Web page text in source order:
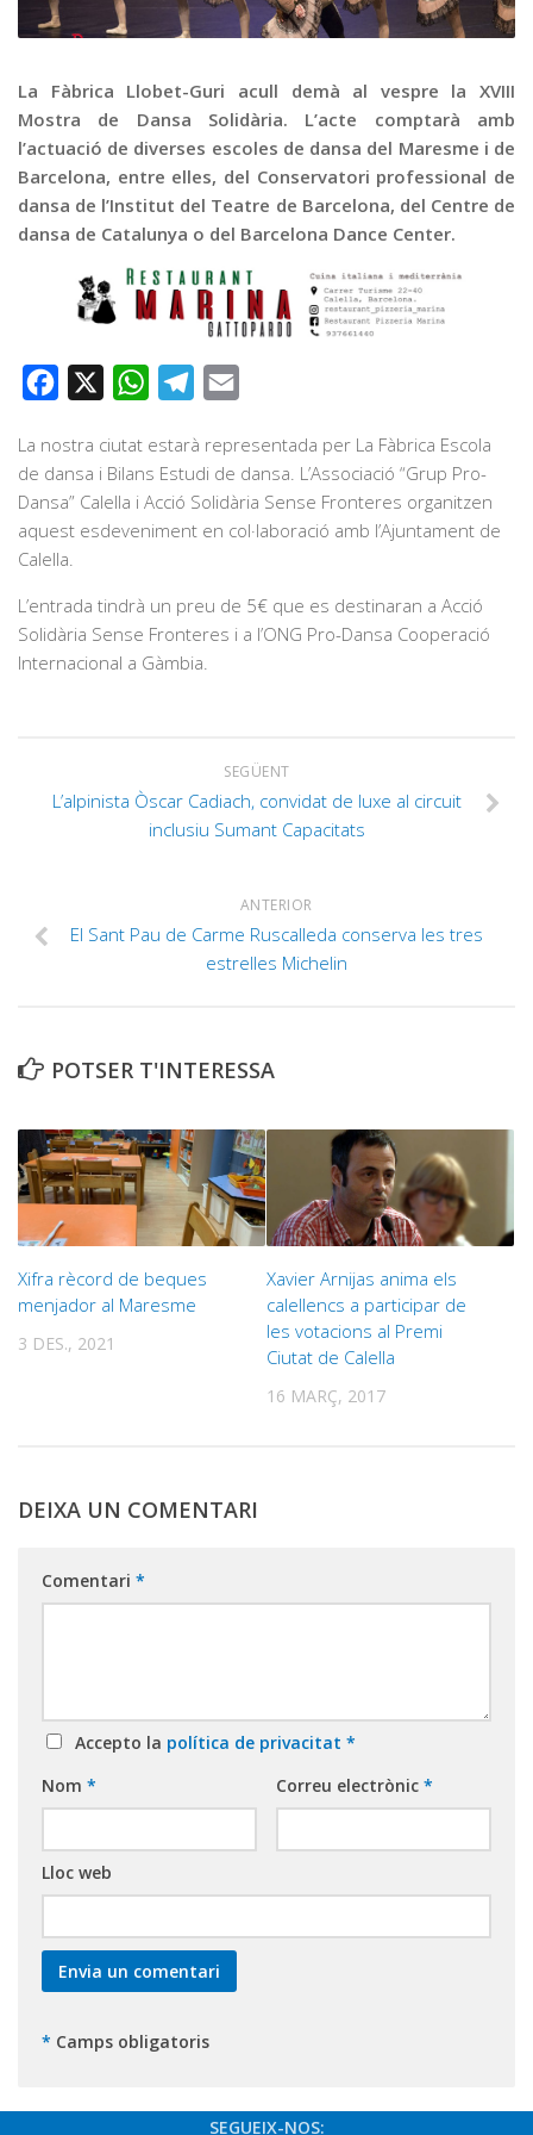
Contacte
La Fàbrica Llobet-Guri acull demà al vespre la XVIII
Mostra de Dansa Solidària. L’acte comptarà amb
l’actuació de diverses escoles de dansa del Maresme i de
Barcelona, entre elles, del Conservatori professional de
dansa de l’Institut del Teatre de Barcelona, del Centre de
dansa de Catalunya o del Barcelona Dance Center.
Facebook WhatsAppTelegram
La nostra ciutat estarà representada per La Fàbrica Escola
de dansa i Bilans Estudi de dansa. L’Associació “Grup Pro-
Dansa” Calella i Acció Solidària Sense Fronteres organitzen
aquest esdeveniment en col·laboració amb l’Ajuntament de
Calella.
L’entrada tindrà un preu de 5€ que es destinaran a Acció
Solidària Sense Fronteres i a l’ONG Pro-Dansa Cooperació
Internacional a Gàmbia.
SEGÜENT
L’alpinista Òscar Cadiach, convidat de luxe al circuit
inclusiu Sumant Capacitats
ANTERIOR
El Sant Pau de Carme Ruscalleda conserva les tres
estrelles Michelin
POTSER T'INTERESSA
Xifra rècord de beques
menjador al Maresme
3 DES., 2021
Xavier Arnijas anima els
calellencs a participar de
les votacions al Premi
Ciutat de Calella
16 MARÇ, 2017
DEIXA UN COMENTARI
Comentari *
Accepto la política de privacitat *
Nom * Correu electrònic *
Lloc web
* Camps obligatoris
SEGUEIX-NOS: